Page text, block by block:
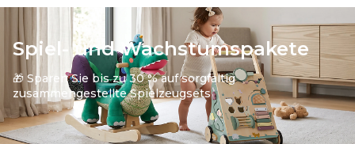
Spiel- und Wachstumspakete
🎁 Sparen Sie bis zu 30 % auf sorgfältig
zusammengestellte Spielzeugsets